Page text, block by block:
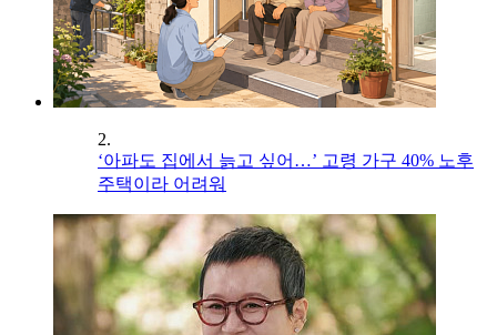
2.
‘아파도 집에서 늙고 싶어…’ 고령 가구 40% 노후
주택이라 어려워